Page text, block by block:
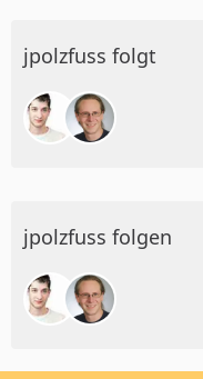
jpolzfuss folgt
jpolzfuss folgen